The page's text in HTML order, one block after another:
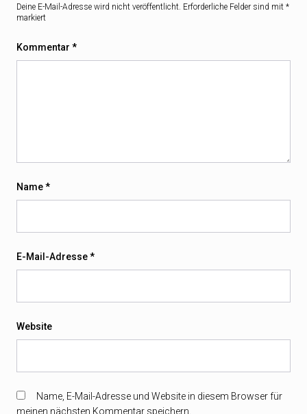
Deine E-Mail-Adresse wird nicht veröffentlicht. Erforderliche Felder sind mit *
markiert
Kommentar *
Name*
E-Mail-Adresse*
Website
Name, E-Mail-Adresse und Website in diesem Browser für
meinen nächsten Kommentar speichern.